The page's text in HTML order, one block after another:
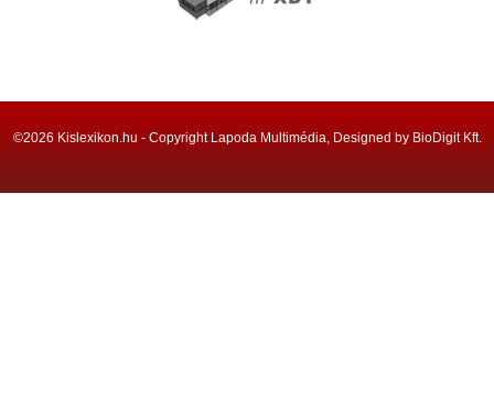
©2026 Kislexikon.hu - Copyright Lapoda Multimédia, Designed by BioDigit Kft.